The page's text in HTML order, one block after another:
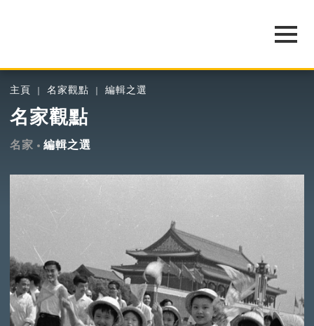
主頁 名家觀點 編輯之選
名家觀點
名家 編輯之選